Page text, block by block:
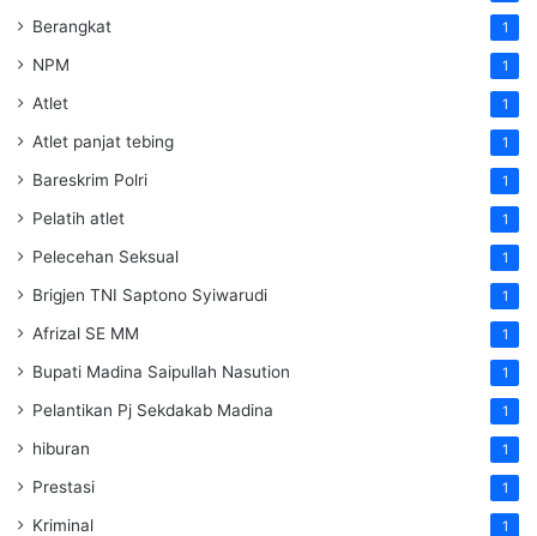
Berangkat 1
NPM 1
Atlet 1
Atlet panjat tebing 1
Bareskrim Polri 1
Pelatih atlet 1
Pelecehan Seksual 1
Brigjen TNI Saptono Syiwarudi 1
Afrizal SE MM 1
Bupati Madina Saipullah Nasution 1
Pelantikan Pj Sekdakab Madina 1
hiburan 1
Prestasi 1
Kriminal 1